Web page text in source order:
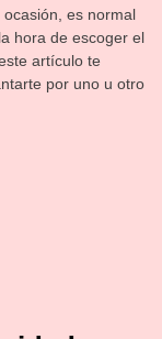
es normal
hora de escoger el
artículo te
por uno u otro